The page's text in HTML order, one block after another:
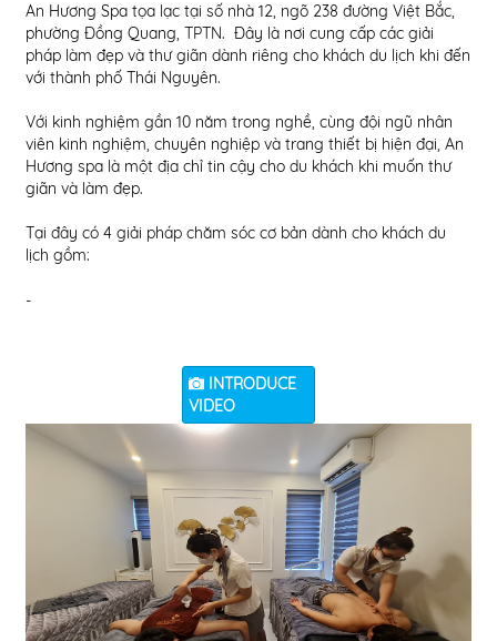
An Hương Spa tọa lạc tại số nhà 12, ngõ 238 đường Việt Bắc,
phường Đồng Quang, TPTN. Đây là nơi cung cấp các giải
pháp làm đẹp và thư giãn dành riêng cho khách du lịch khi đến
với thành phố Thái Nguyên.
Với kinh nghiệm gần 10 năm trong nghề, cùng đội ngũ nhân
viên kinh nghiệm, chuyên nghiệp và trang thiết bị hiện đại, An
Hương spa là một địa chỉ tin cậy cho du khách khi muốn thư
giãn và làm đẹp.
Tại đây có 4 giải pháp chăm sóc cơ bản dành cho khách du
lịch gồm:
-
INTRODUCE
VIDEO